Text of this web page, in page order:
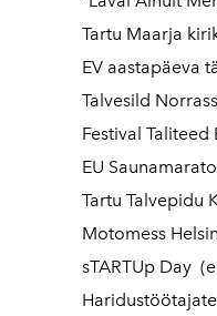
Tartu Maarja
EV aastapäeva
Talvesild
Festival Taliteed
EU
Tartu Talvepidu
Motomess
sTARTUp Day